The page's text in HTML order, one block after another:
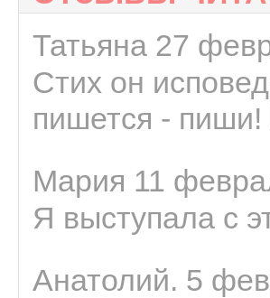
Татьяна 27
Стих он
пишется -
Мария 11
Я выступала с
Анатолий. 5